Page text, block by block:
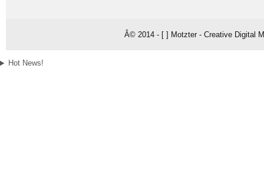
Â© 2014 - [ ] Motzter - Creative Digital
Hot News!